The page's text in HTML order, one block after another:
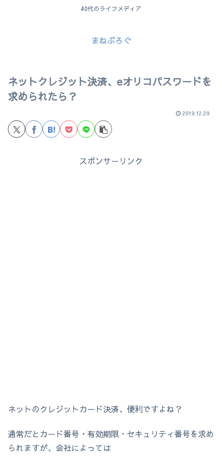
40代のライフメディア
まねぶろぐ
ネットクレジット決済、eオリコパスワードを
求められたら？
2019.12.29
スポンサーリンク
ネットのクレジットカード決済、便利ですよね？
通常だとカード番号・有効期限・セキュリティ番号を求め
られますが、会社によっては